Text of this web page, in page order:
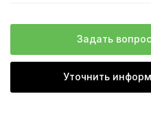
Задать
Уточнить